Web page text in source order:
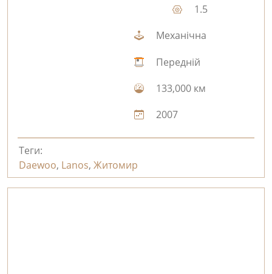
1.5
Механічна
Передній
133,000 км
2007
Теги:
Daewoo, Lanos, Житомир